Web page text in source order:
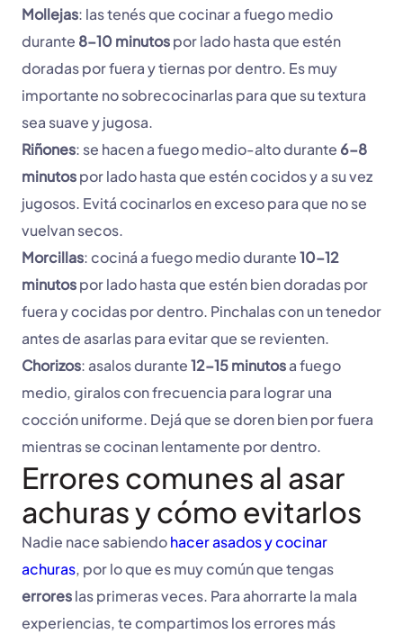
Mollejas: las tenés que cocinar a fuego medio
durante 8-10 minutospor lado hasta que estén
doradas por fuera y tiernas por dentro. Es muy
importante no sobrecocinarlas para que su textura
sea suave y jugosa.
Riñones: se hacen a fuego medio-alto durante 6-8
minutospor lado hasta que estén cocidos y a su vez
jugosos. Evitá cocinarlos en exceso para que no se
vuelvan secos.
Morcillas: cociná a fuego medio durante10-12
minutospor lado hasta que estén bien doradas por
fuera y cocidas por dentro. Pinchalas con un tenedor
antes de asarlas para evitar que se revienten.
Chorizos: asalos durante12-15 minutosa fuego
medio, giralos con frecuencia para lograr una
cocción uniforme. Dejá que se doren bien por fuera
mientras se cocinan lentamente por dentro.
Errores comunes al asar
achuras y cómo evitarlos
Nadie nace sabiendohacer asados y cocinar
achuras, por lo que es muy común que tengas
erroreslas primeras veces. Para ahorrarte la mala
experiencias, te compartimos los errores más